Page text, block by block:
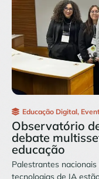
Educação Digital,
Observatório
debate
educação
Palestrantes
tecnologias de IA